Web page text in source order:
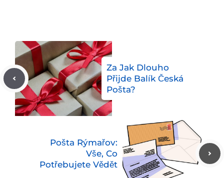
Za Jak Dlouho
Přijde Balík Česká
Pošta?
Pošta Rýmařov:
Vše, Co
Potřebujete Vědět